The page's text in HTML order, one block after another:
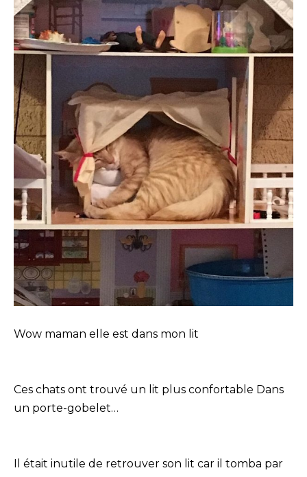
Wow maman elle est dans mon lit
Ces chats ont trouvé un lit plus confortable Dans
un porte-gobelet…
Il était inutile de retrouver son lit car il tomba par